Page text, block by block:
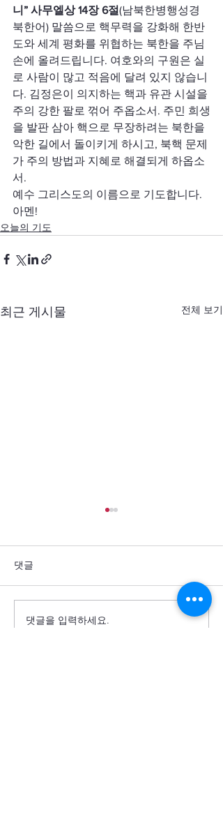
니” 사무엘상 14장 6절(남북한병행성경
북한어) 말씀으로 핵무력을 강화해 한반
도와 세계 평화를 위협하는 북한을 주님
손에 올려드립니다. 여호와의 구원은 실
로 사람이 많고 적음에 달려 있지 않습니
다. 김정은이 의지하는 핵과 유관 시설을
주의 강한 팔로 꺾어 주옵소서. 주민 희생
을 발판 삼아 핵으로 무장하려는 북한을
악한 길에서 돌이키게 하시고, 북핵 문제
가 주의 방법과 지혜로 해결되게 하옵소
서.
예수 그리스도의 이름으로 기도합니다.
아멘!
오늘의 기도
최근 게시물 전체 보기
통일을 방해하는 세계 열강
댓글
댓글을 입력하세요.